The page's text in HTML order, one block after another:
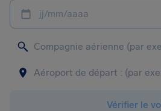
jj/mm/aaaa
Vérifier le